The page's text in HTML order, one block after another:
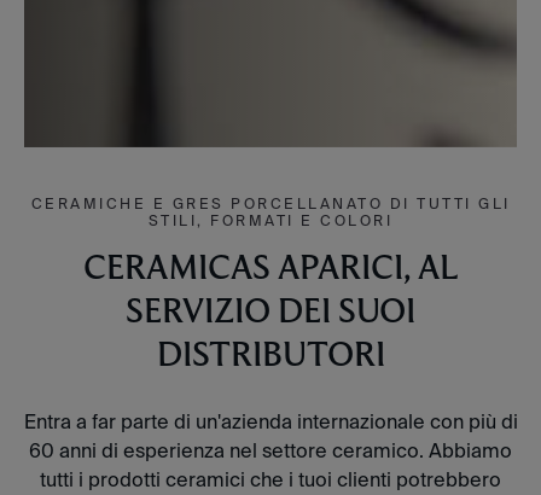
CERAMICHE E GRES PORCELLANATO DI TUTTI GLI
STILI, FORMATI E COLORI
CERAMICAS APARICI, AL
SERVIZIO DEI SUOI
DISTRIBUTORI
Entra a far parte di un'azienda internazionale con più di
60 anni di esperienza nel settore ceramico. Abbiamo
tutti i prodotti ceramici che i tuoi clienti potrebbero